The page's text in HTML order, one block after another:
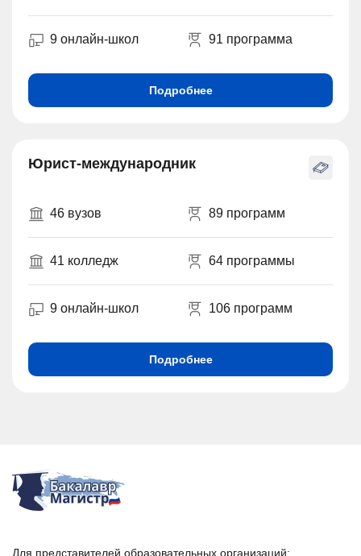
9 онлайн-школ 91 программа
Подробнее
Юрист-международник
46 вузов 89 программ
41 колледж 64 программы
9 онлайн-школ 106 программ
Подробнее
Для представителей образовательных организаций: